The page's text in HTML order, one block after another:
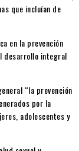
que incluían de
en la prevención
desarrollo integral
“la prevención
por la
adolescentes y